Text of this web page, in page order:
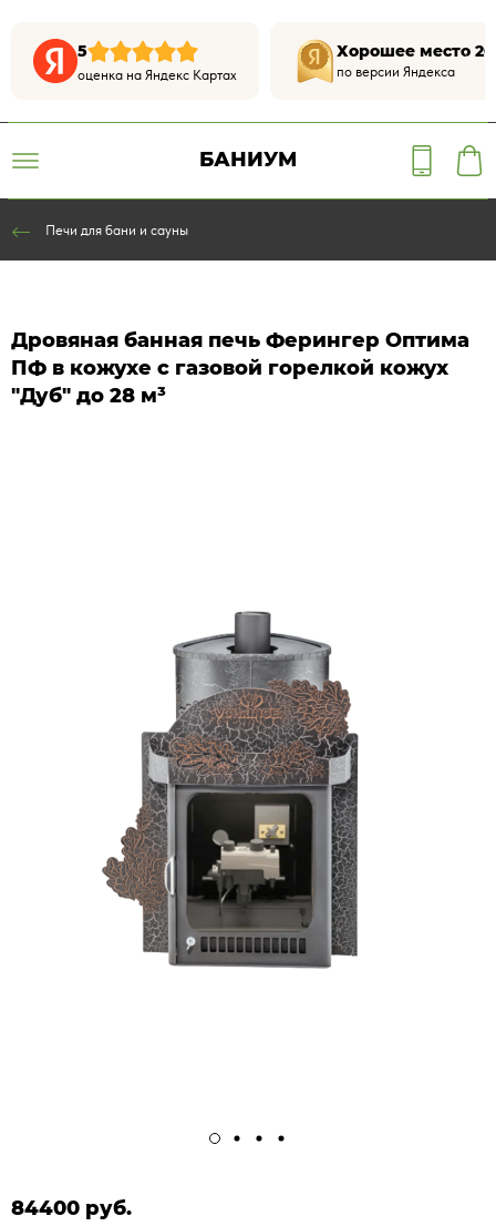
5
оценка на Яндекс Картах
Хорошее место
по версии Яндекса
БАНИУМ
Печи для бани и сауны
Дровяная банная печь Ферингер Оптима
ПФ в кожухе с газовой горелкой кожух
"Дуб" до 28 м³
84400 руб.